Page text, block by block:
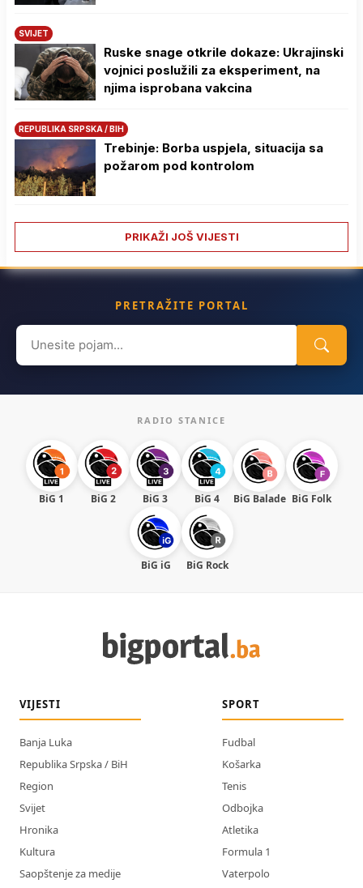
SVIJET
Ruske snage otkrile dokaze: Ukrajinski
vojnici poslužili za eksperiment, na
njima isprobana vakcina
REPUBLIKA SRPSKA / BIH
Trebinje: Borba uspjela, situacija sa
požarom pod kontrolom
PRIKAŽI JOŠ VIJESTI
PRETRAŽITE PORTAL
Search
for:
RADIO STANICE
BiG 1 BiG 2 BiG 3 BiG 4 BiG Balade BiG Folk
BiG iG BiG Rock
VIJESTI
Banja Luka
Republika Srpska / BiH
Region
Svijet
Hronika
Kultura
Saopštenje za medije
SPORT
Fudbal
Košarka
Tenis
Odbojka
Atletika
Formula 1
Vaterpolo